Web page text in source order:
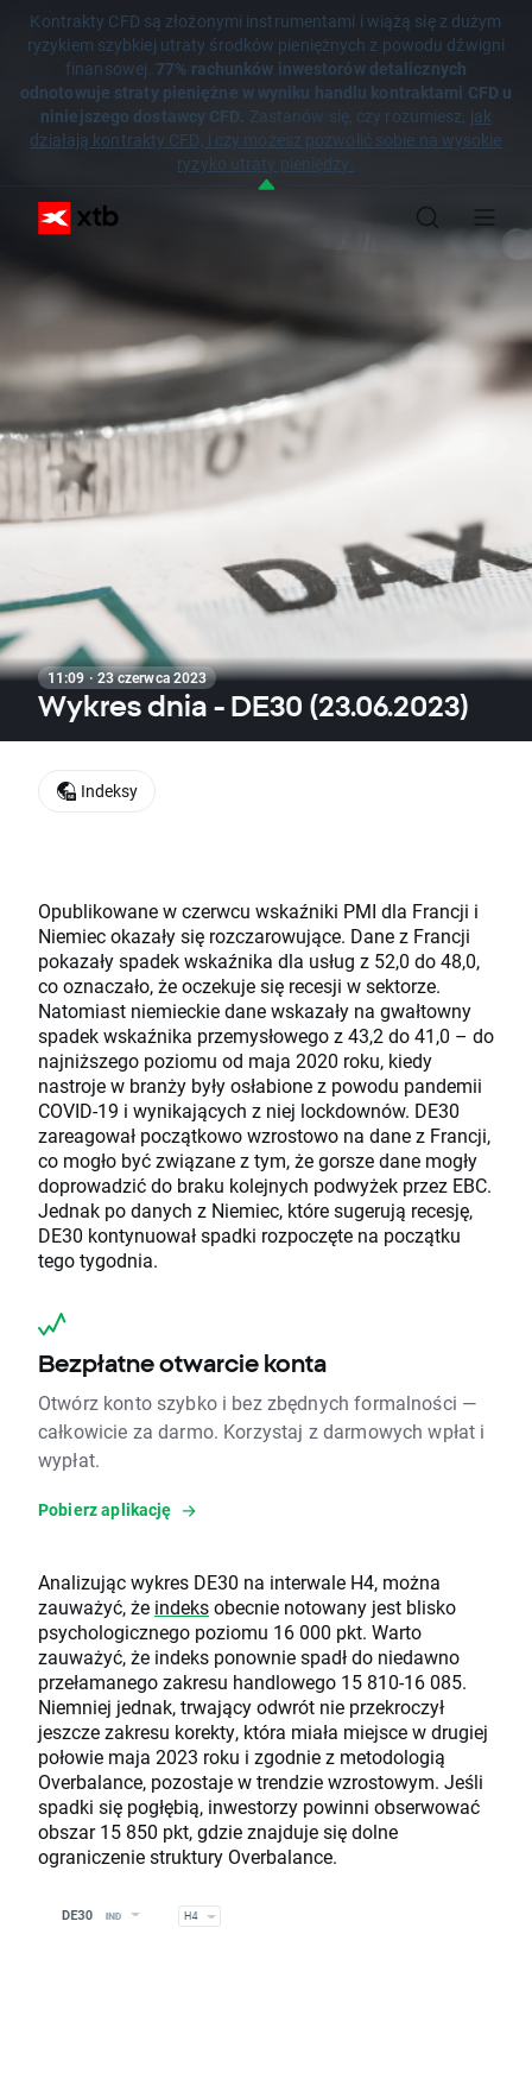
Kontrakty CFD są złożonymi instrumentami i wiążą się z dużym
ryzykiem szybkiej utraty środków pieniężnych z powodu dźwigni
finansowej. 77% rachunków inwestorów detalicznych
odnotowuje straty pieniężne w wyniku handlu kontraktami CFD u
niniejszego dostawcy CFD. Zastanów się, czy rozumiesz, jak
działają kontrakty CFD, i czy możesz pozwolić sobie na wysokie
ryzyko utraty pieniędzy.
11:09 · 23 czerwca 2023
Wykres dnia - DE30 (23.06.2023)
Opublikowane w czerwcu wskaźniki PMI dla Francji i
Niemiec okazały się rozczarowujące. Dane z Francji
pokazały spadek wskaźnika dla usług z 52,0 do 48,0,
co oznaczało, że oczekuje się recesji w sektorze.
Natomiast niemieckie dane wskazały na gwałtowny
spadek wskaźnika przemysłowego z 43,2 do 41,0 – do
najniższego poziomu od maja 2020 roku, kiedy
nastroje w branży były osłabione z powodu pandemii
COVID-19 i wynikających z niej lockdownów. DE30
zareagował początkowo wzrostowo na dane z Francji,
co mogło być związane z tym, że gorsze dane mogły
doprowadzić do braku kolejnych podwyżek przez EBC.
Jednak po danych z Niemiec, które sugerują recesję,
DE30 kontynuował spadki rozpoczęte na początku
tego tygodnia.
Bezpłatne otwarcie konta
Otwórz konto szybko i bez zbędnych formalności —
całkowicie za darmo. Korzystaj z darmowych wpłat i
wypłat.
Pobierz aplikację
Analizując wykres DE30 na interwale H4, można
zauważyć, że indeksobecnie notowany jest blisko
psychologicznego poziomu 16 000 pkt. Warto
zauważyć, że indeks ponownie spadł do niedawno
przełamanego zakresu handlowego 15 810-16 085.
Niemniej jednak, trwający odwrót nie przekroczył
jeszcze zakresu korekty, która miała miejsce w drugiej
połowie maja 2023 roku i zgodnie z metodologią
Overbalance, pozostaje w trendzie wzrostowym. Jeśli
spadki się pogłębią, inwestorzy powinni obserwować
obszar 15 850 pkt, gdzie znajduje się dolne
ograniczenie struktury Overbalance.
Indeksy